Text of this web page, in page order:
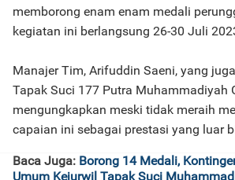
memborong enam enam medali
kegiatan ini berlangsung 26-30 Juli
Manajer Tim, Arifuddin Saeni, yang
Tapak Suci 177 Putra Muhammadiyah
mengungkapkan meski tidak meraih
capaian ini sebagai prestasi yang luar
Baca Juga: Borong 14 Medali,
Umum Kejurwil Tapak Suci